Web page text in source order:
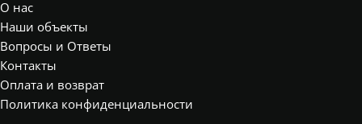
О нас
Наши объекты
Вопросы и Ответы
Контакты
Оплата и возврат
Политика конфиденциальности